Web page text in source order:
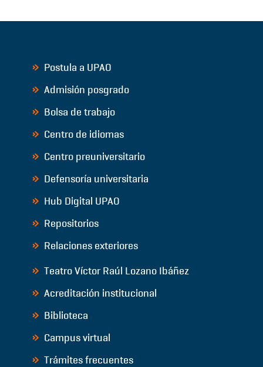
Postula a UPAO
Admisión posgrado
Bolsa de trabajo
Centro de idiomas
Centro preuniversitario
Defensoría universitaria
Hub Digital UPAO
Repositorios
Relaciones exteriores
Teatro Víctor Raúl Lozano Ibáñez
Acreditación institucional
Biblioteca
Campus virtual
Trámites frecuentes